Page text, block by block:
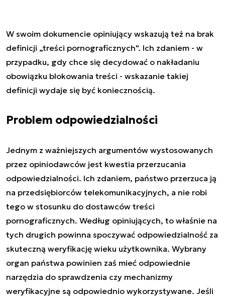
W swoim dokumencie opiniujący wskazują też na brak
definicji „treści pornograficznych". Ich zdaniem - w
przypadku, gdy chce się decydować o nakładaniu
obowiązku blokowania treści - wskazanie takiej
definicji wydaje się być koniecznością.
Problem odpowiedzialności
Jednym z ważniejszych argumentów wystosowanych
przez opiniodawców jest kwestia przerzucania
odpowiedzialności. Ich zdaniem, państwo przerzuca ją
na przedsiębiorców telekomunikacyjnych, a nie robi
tego w stosunku do dostawców treści
pornograficznych. Według opiniujących, to właśnie na
tych drugich powinna spoczywać odpowiedzialność za
skuteczną weryfikację wieku użytkownika. Wybrany
organ państwa powinien zaś mieć odpowiednie
narzędzia do sprawdzenia czy mechanizmy
weryfikacyjne są odpowiednio wykorzystywane. Jeśli